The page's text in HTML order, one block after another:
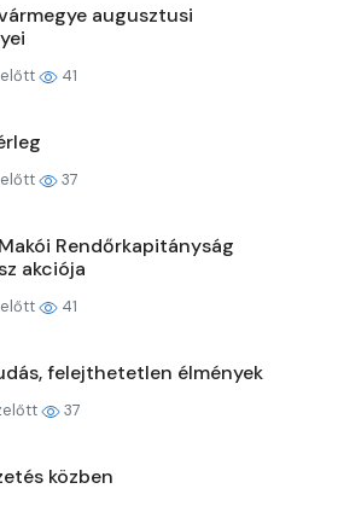
augusztusi
41
37
Rendőrkapitányság
akciója
41
felejthetetlen élmények
37
közben